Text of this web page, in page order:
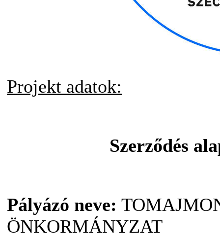
Projekt adatok:
Szerződés
Pályázó neve:
ÖNKORMÁNYZAT